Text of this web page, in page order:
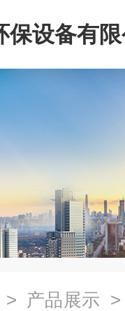
保设备有
> 产品展示